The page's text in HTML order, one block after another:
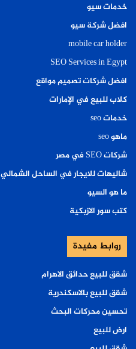
خدمات سيو
افضل شركة سيو
mobile car holder
SEO Services in Egypt
افضل شركات تصميم مواقع
كلاب للبيع في الإمارات
خدمات seo
ماهو seo
شركات SEO في مصر
شاليهات للايجار في الساحل الشمالي
ما هو السيو
كتب سور الازبكية
روابط مفيدة
شقق للبيع حدائق الاهرام
شقق للبيع بالاسكندرية
تحسين محركات البحث
ارض للبيع